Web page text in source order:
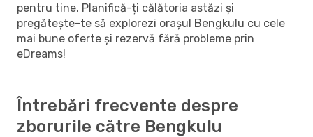
pentru tine. Planifică-ți călătoria astăzi și
pregătește-te să explorezi orașul Bengkulu cu cele
mai bune oferte și rezervă fără probleme prin
eDreams!
Întrebări frecvente despre
zborurile către Bengkulu